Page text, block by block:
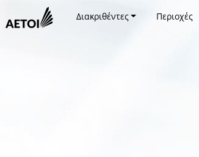
Διακριθέντες Περιοχές